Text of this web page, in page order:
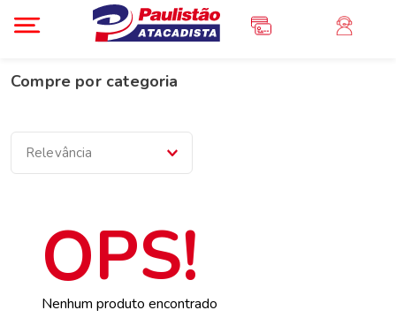
Compre por categoria
Relevância
Nenhum produto encontrado